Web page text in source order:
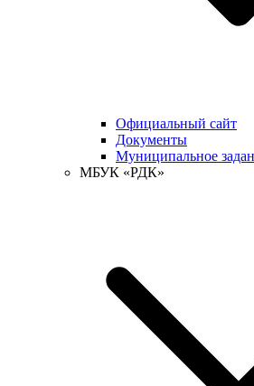
Официальный сайт
Документы
Муниципальное
МБУК «РДК»